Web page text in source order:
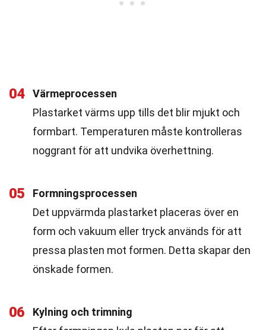
04
Värmeprocessen
Plastarket värms upp tills det blir mjukt och
formbart. Temperaturen måste kontrolleras
noggrant för att undvika överhettning.
05
Formningsprocessen
Det uppvärmda plastarket placeras över en
form och vakuum eller tryck används för att
pressa plasten mot formen. Detta skapar den
önskade formen.
06
Kylning och trimning